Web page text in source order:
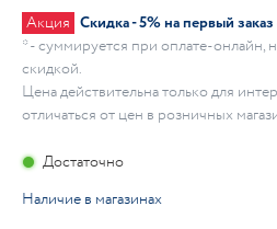
Акция Скидка - 5% на первый
* - суммируется при оплате-онлайн,
скидкой.
Цена действительна только для
отличаться от цен в розничных
Достаточно
Наличие в магазинах